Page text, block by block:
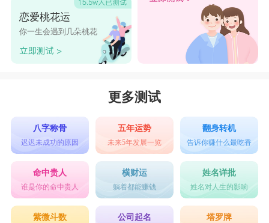
恋爱桃花运
你一生会遇到几朵桃花
更多测试
八字称骨
迟迟未成功的原因
五年运势
未来5年发展一览
翻身转机
告诉你赚什么最吃香
命中贵人
谁是你的命中贵人
横财运
躺着都能赚钱
姓名详批
姓名对人生的影响
紫微斗数 公司起名 塔罗牌